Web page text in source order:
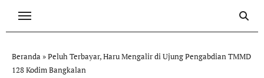
Beranda »Peluh Terbayar, Haru Mengalir di Ujung Pengabdian TMMD
128 Kodim Bangkalan